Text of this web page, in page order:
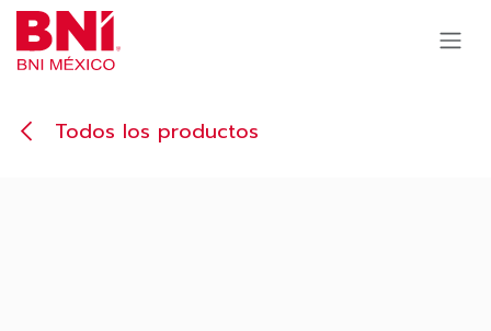
Ir al contenido
Todos los productos